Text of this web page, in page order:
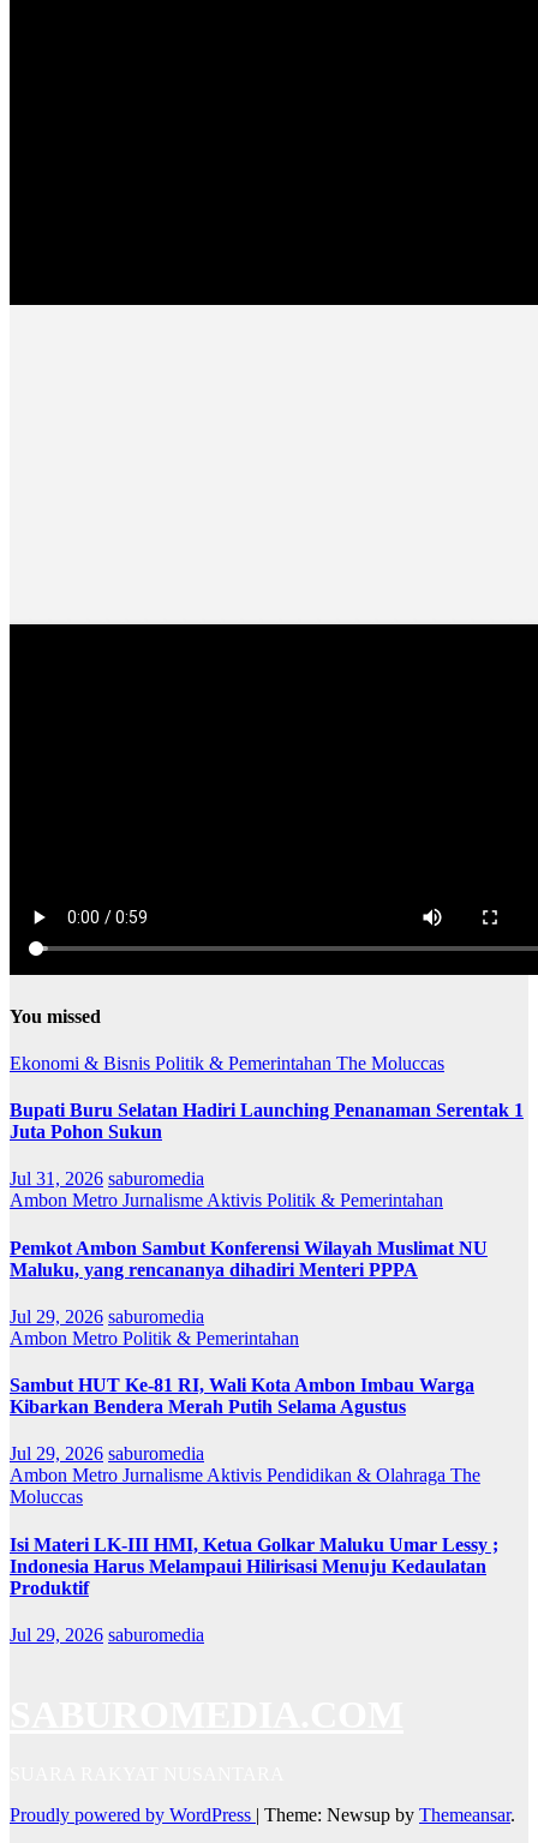
You missed
Ekonomi & Bisnis Politik & Pemerintahan The Moluccas
Bupati Buru Selatan Hadiri Launching Penanaman Serentak 1
Juta Pohon Sukun
Jul 31, 2026 saburomedia
Ambon Metro Jurnalisme Aktivis Politik & Pemerintahan
Pemkot Ambon Sambut Konferensi Wilayah Muslimat NU
Maluku, yang rencananya dihadiri Menteri PPPA
Jul 29, 2026 saburomedia
Ambon Metro Politik & Pemerintahan
Sambut HUT Ke-81 RI, Wali Kota Ambon Imbau Warga
Kibarkan Bendera Merah Putih Selama Agustus
Jul 29, 2026 saburomedia
Ambon Metro Jurnalisme Aktivis Pendidikan & Olahraga The
Moluccas
Isi Materi LK-III HMI, Ketua Golkar Maluku Umar Lessy ;
Indonesia Harus Melampaui Hilirisasi Menuju Kedaulatan
Produktif
Jul 29, 2026 saburomedia
Proudly powered by WordPress | Theme: Newsup by Themeansar.